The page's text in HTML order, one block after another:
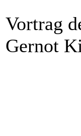
Vortrag
Gernot